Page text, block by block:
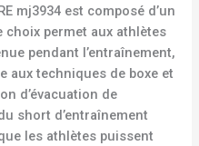
mj3934 est composé d’un
choix permet aux athlètes
pendant l’entraînement,
aux techniques de boxe et
d’évacuation de
short d’entraînement
les athlètes puissent